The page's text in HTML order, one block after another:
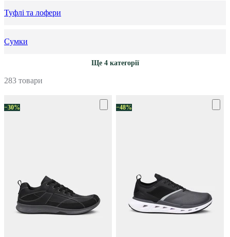
Туфлі та лофери
Сумки
Ще 4 категорії
283 товари
−30% −48%